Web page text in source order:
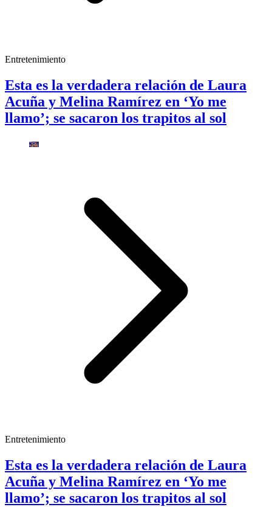
Entretenimiento
Esta es la verdadera relación de Laura
Acuña y Melina Ramírez en ‘Yo me
llamo’; se sacaron los trapitos al sol
Entretenimiento
Esta es la verdadera relación de Laura
Acuña y Melina Ramírez en ‘Yo me
llamo’; se sacaron los trapitos al sol